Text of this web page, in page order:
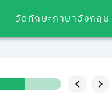
วัดทักษะภาษาอังกฤษ